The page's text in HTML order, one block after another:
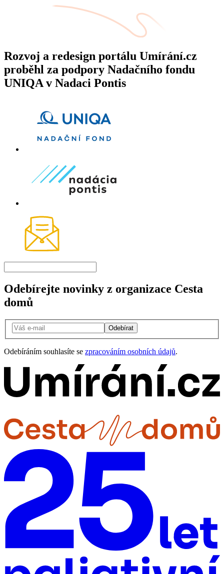
Rozvoj a redesign portálu Umírání.cz
proběhl za podpory Nadačního fondu
UNIQA v Nadaci Pontis
Odebírejte novinky z organizace Cesta
domů
Odebírat
Odebíráním souhlasíte se zpracováním osobních údajů.